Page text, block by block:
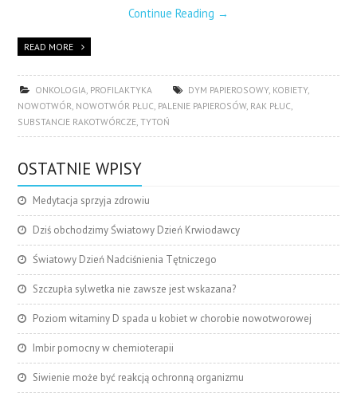
Continue Reading →
READ MORE
ONKOLOGIA, PROFILAKTYKA DYM PAPIEROSOWY, KOBIETY,
NOWOTWÓR, NOWOTWÓR PŁUC, PALENIE PAPIEROSÓW, RAK PŁUC,
SUBSTANCJE RAKOTWÓRCZE,TYTOŃ
OSTATNIE WPISY
Medytacja sprzyja zdrowiu
Dziś obchodzimy Światowy Dzień Krwiodawcy
Światowy Dzień Nadciśnienia Tętniczego
Szczupła sylwetka nie zawsze jest wskazana?
Poziom witaminy D spada u kobiet w chorobie nowotworowej
Imbir pomocny w chemioterapii
Siwienie może być reakcją ochronną organizmu